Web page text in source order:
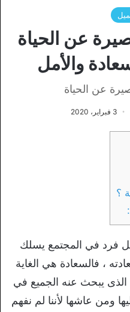
عن الحياة
والأمل
عن الحياة
3 فبراير، 2020
؟
فرد في المجتمع يسلك
، فالسعادة هي الغاية
الذى يبحث عنه الجميع في
ومن عاشها لأننا لم نفهم